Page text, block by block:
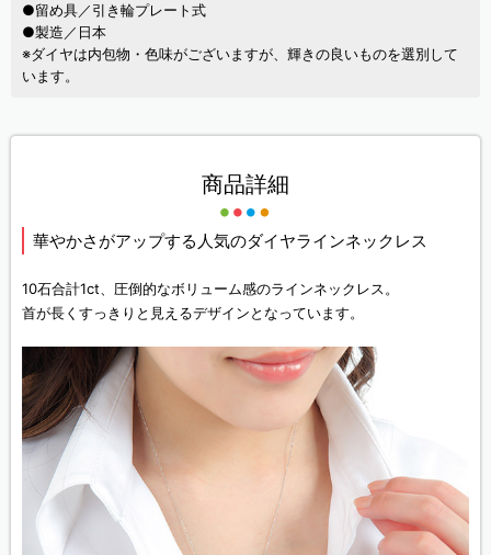
●留め具／引き輪プレート式
●製造／日本
※ダイヤは内包物・色味がございますが、輝きの良いものを選別して
います。
商品詳細
華やかさがアップする人気のダイヤラインネックレス
10石合計1ct、圧倒的なボリューム感のラインネックレス。
首が長くすっきりと見えるデザインとなっています。